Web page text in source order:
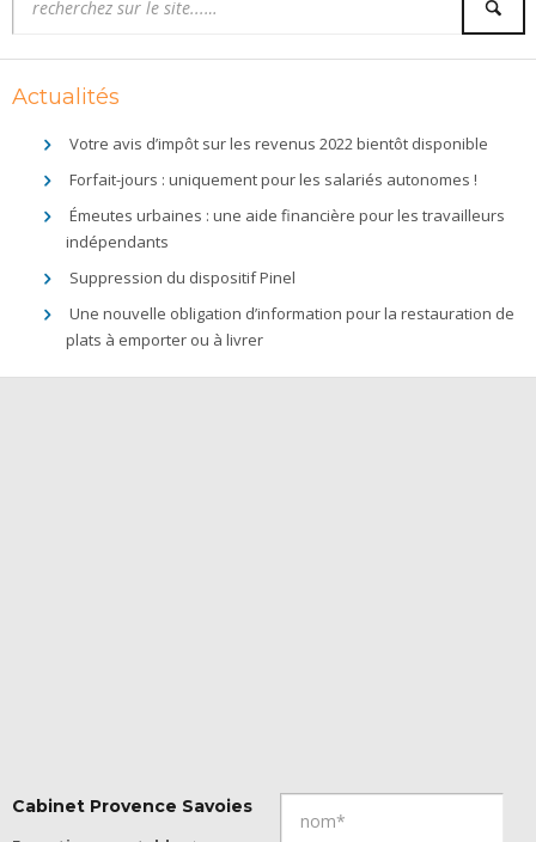
Actualités
Votre avis d’impôt sur les revenus 2022 bientôt disponible
Forfait-jours : uniquement pour les salariés autonomes !
Émeutes urbaines : une aide financière pour les travailleurs
indépendants
Suppression du dispositif Pinel
Une nouvelle obligation d’information pour la restauration de
plats à emporter ou à livrer
Cabinet Provence Savoies